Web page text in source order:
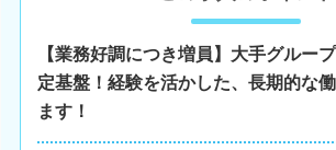
【業務好調につき増員】大手グルー
定基盤！経験を活かした、長期的な
ます！